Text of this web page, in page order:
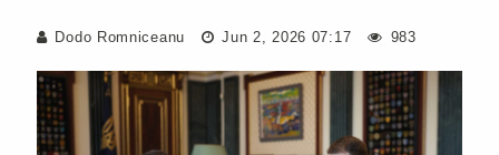
Dodo Romniceanu Jun 2, 2026 07:17 983